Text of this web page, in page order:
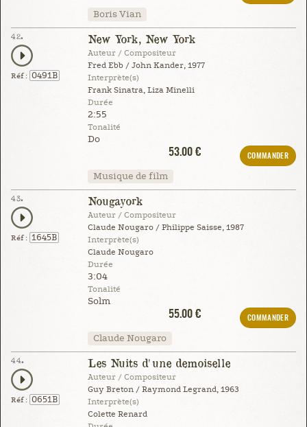
Boris Vian
42.
Réf : 0491B
New York, New York
Auteur / Compositeur
Fred Ebb / John Kander, 1977
Interprète(s)
Frank Sinatra, Liza Minelli
Durée
2:55
Tonalité
Do
53.00 €
COMMANDER
Musique de film
43.
Réf : 1645B
Nougayork
Auteur / Compositeur
Claude Nougaro / Philippe Saisse, 1987
Interprète(s)
Claude Nougaro
Durée
3:04
Tonalité
Solm
55.00 €
COMMANDER
Claude Nougaro
44.
Réf : 0651B
Les Nuits d'une demoiselle
Auteur / Compositeur
Guy Breton / Raymond Legrand, 1963
Interprète(s)
Colette Renard